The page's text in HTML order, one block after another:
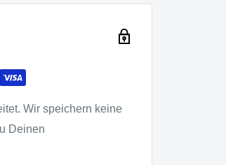
Wir speichern keine
Deinen